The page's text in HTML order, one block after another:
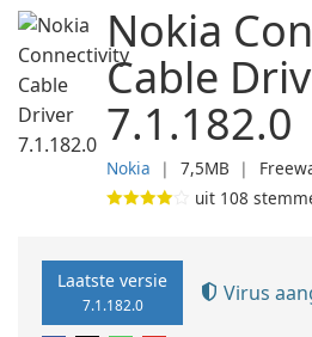
Nokia
Cable
7.1.182.0
Nokia ❘ 7,5MB ❘
uit 108
Laatste versie
7.1.182.0 Virus